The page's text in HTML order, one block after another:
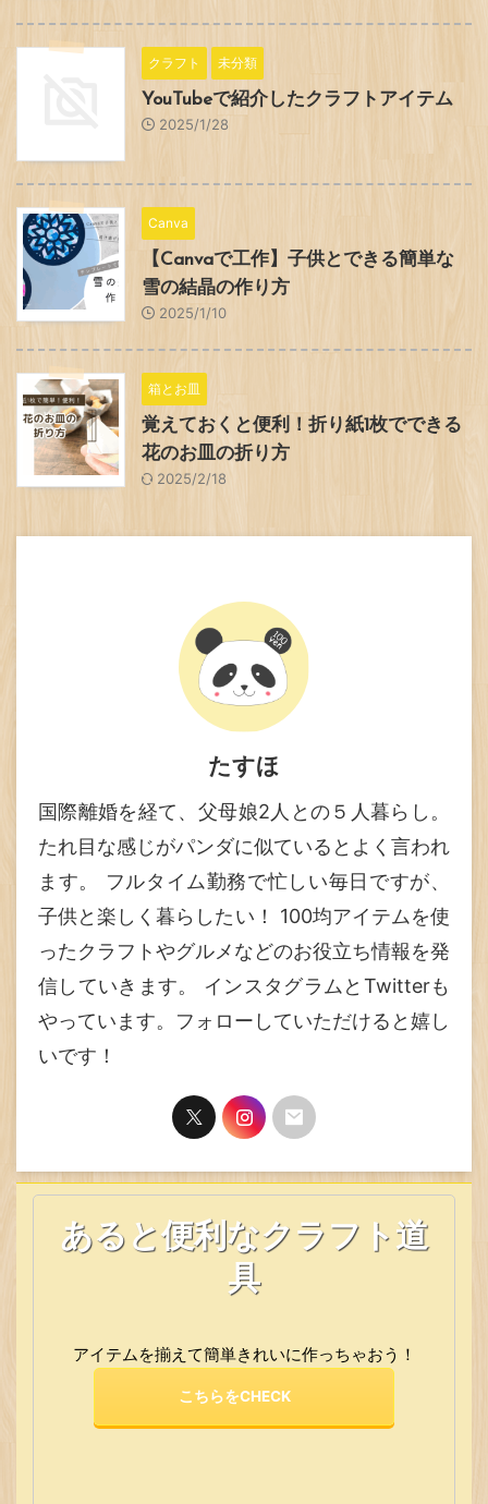
クラフト 未分類
YouTubeで紹介したクラフトアイテム
2025/1/28
Canva
【Canvaで工作】子供とできる簡単な
雪の結晶の作り方
2025/1/10
箱とお皿
覚えておくと便利！折り紙1枚でできる
花のお皿の折り方
2025/2/18
たすほ
国際離婚を経て、父母娘2人との５人暮らし。
たれ目な感じがパンダに似ているとよく言われ
ます。 フルタイム勤務で忙しい毎日ですが、
子供と楽しく暮らしたい！ 100均アイテムを使
ったクラフトやグルメなどのお役立ち情報を発
信していきます。 インスタグラムとTwitterも
やっています。フォローしていただけると嬉し
いです！
あると便利なクラフト道
具
アイテムを揃えて簡単きれいに作っちゃおう！
こちらをCHECK